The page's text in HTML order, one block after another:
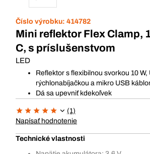
Číslo výrobku: 414782
Mini reflektor Flex Clamp,
C, s príslušenstvom
LED
Reflektor s flexibilnou svorkou 10 W,
rýchlonabíjačkou a mikro USB
Dá sa upevniť kdekoľvek
(1)
Napísať hodnotenie
Technické vlastnosti